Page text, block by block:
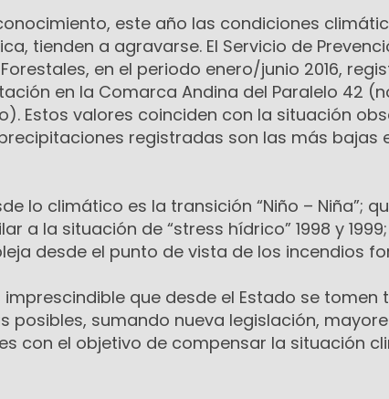
este año las condiciones
tienden a agravarse. El Servicio de
en el periodo enero/junio 2016,
en la Comarca Andina del Paralelo 42
Estos valores coinciden con la situación
registradas son las más bajas
lo climático es la transición “Niño – Niña”;
a la situación de “stress hídrico” 1998 y 1999;
desde el punto de vista de los incendios
que desde el Estado se tomen
posibles, sumando nueva legislación,
con el objetivo de compensar la situación